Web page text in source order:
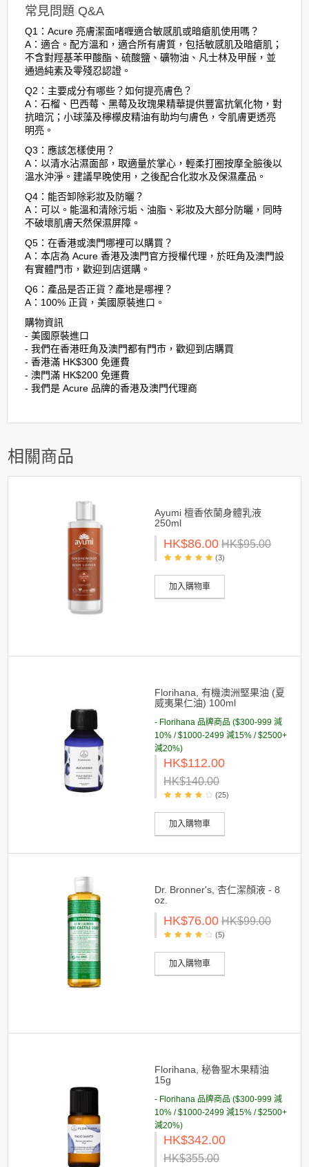
常見問題 Q&A
Q1：Acure 亮膚潔面啫喱適合敏感肌或暗瘡肌使用嗎？
A：適合。配方溫和，適合所有膚質，包括敏感肌及暗瘡肌；
不含對羥基苯甲酸酯、硫酸鹽、礦物油、凡士林及甲醛，並
通過純素及零殘忍認證。
Q2：主要成分有哪些？如何提亮膚色？
A：石榴、巴西莓、黑莓及玫瑰果精華提供豐富抗氧化物，對
抗暗沉；小球藻及檸檬皮精油有助均勻膚色，令肌膚更透亮
明亮。
Q3：應該怎樣使用？
A：以清水沾濕面部，取適量於掌心，輕柔打圈按摩全臉後以
溫水沖淨。建議早晚使用，之後配合化妝水及保濕產品。
Q4：能否卸除彩妝及防曬？
A：可以。能溫和清除污垢、油脂、彩妝及大部分防曬，同時
不破壞肌膚天然保濕屏障。
Q5：在香港或澳門哪裡可以購買？
A：本店為 Acure 香港及澳門官方授權代理，於旺角及澳門設
有實體門市，歡迎到店選購。
Q6：產品是否正貨？產地是哪裡？
A：100% 正貨，美國原裝進口。
購物資訊
- 美國原裝進口
- 我們在香港旺角及澳門都有門市，歡迎到店購買
- 香港滿 HK$300 免運費
- 澳門滿 HK$200 免運費
- 我們是 Acure 品牌的香港及澳門代理商
相關商品
Ayumi 檀香依蘭身體乳液
250ml
HK$86.00 HK$95.00
(3)
加入購物車
Florihana, 有機澳洲堅果油 (夏
威夷果仁油) 100ml
- Florihana 品牌商品 ($300-999 減
10% / $1000-2499 減15% / $2500+
減20%)
HK$112.00
HK$140.00
(25)
加入購物車
Dr. Bronner's, 杏仁潔顏液 - 8
oz.
HK$76.00 HK$99.00
(5)
加入購物車
Florihana, 秘魯聖木果精油
15g
- Florihana 品牌商品 ($300-999 減
10% / $1000-2499 減15% / $2500+
減20%)
HK$342.00
HK$355.00